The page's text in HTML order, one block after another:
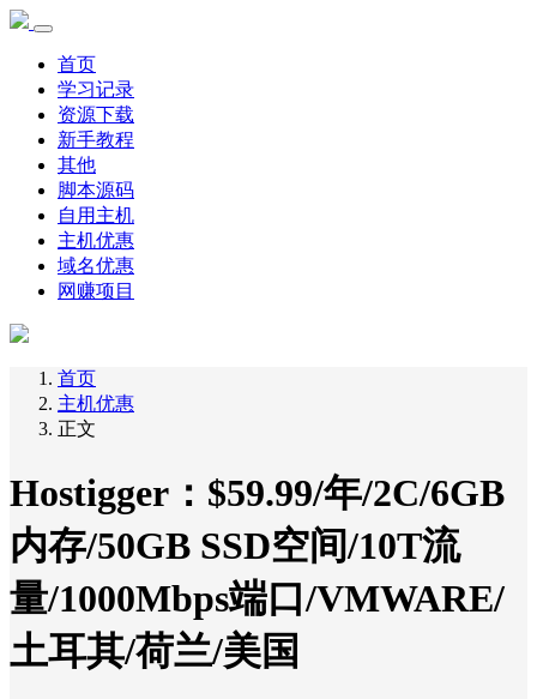
首页
学习记录
资源下载
新手教程
其他
脚本源码
自用主机
主机优惠
域名优惠
网赚项目
首页
主机优惠
正文
Hostigger：$59.99/年/2C/6GB
内存/50GB SSD空间/10T流
量/1000Mbps端口/VMWARE/
土耳其/荷兰/美国